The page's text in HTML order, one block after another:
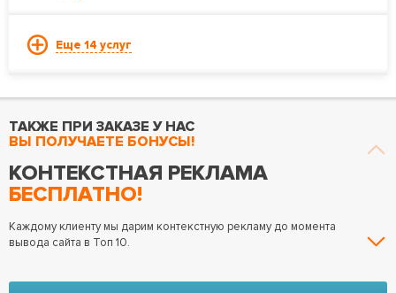
Еще 14 услуг
ТАКЖЕ ПРИ ЗАКАЗЕ У НАС
ВЫ ПОЛУЧАЕТЕ БОНУСЫ!
КОНТЕКСТНАЯ РЕКЛАМА
БЕСПЛАТНО!
Каждому клиенту мы дарим контекстную рекламу до момента
вывода сайта в Топ 10.